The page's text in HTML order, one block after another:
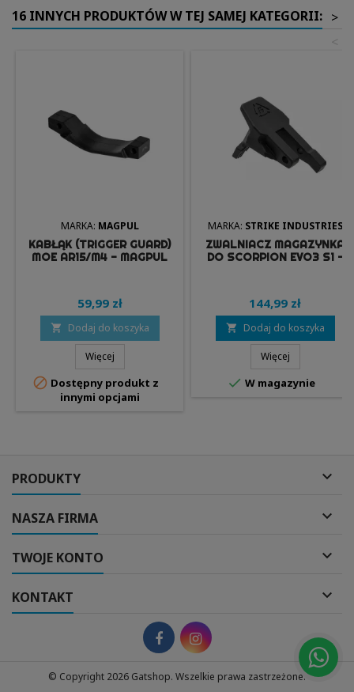
16 INNYCH PRODUKTÓW W TEJ SAMEJ KATEGORII: >
<
MARKA: MAGPUL
KABŁĄK (TRIGGER GUARD)
MOE AR15/M4 - MAGPUL
59,99 zł
 Dodaj do koszyka
Więcej
 Dostępny produkt z
innymi opcjami
MARKA: STRIKE INDUSTRIES
ZWALNIACZ MAGAZYNKA
DO SCORPION EVO3 S1 -
144,99 zł
 Dodaj do koszyka
Więcej
 W magazynie
PRODUKTY 
NASZA FIRMA 
TWOJE KONTO 
KONTAKT 
© Copyright 2026 Gatshop. Wszelkie prawa zastrzeżone.